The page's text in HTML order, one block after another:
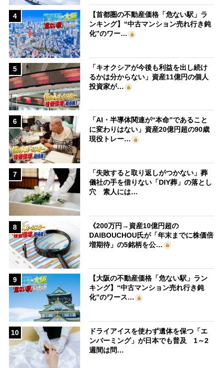
4
【首都圏の不動産価格「危ない駅」ラ
ンキング】“中古マンション売れ行き鈍
化”のワー…
5
「キオクシアが今後も利益を出し続け
るかは分からない」資産11億円の個人
投資家が…
6
「AI・半導体関連が“本命”であること
に変わりはない」資産20億円超の90歳
現役トレー…
7
「失敗すると取り返しがつかない」葬
儀社の手を借りない「DIY葬」の落とし
穴 素人には…
8
《200万円→資産10億円超の
DAIBOUCHOU氏が「年末までに株価倍
増期待」の5銘柄を公…
9
【大阪の不動産価格「危ない駅」ラン
キング】“中古マンション売れ行き鈍
化”のワース…
10
ドライアイスを使わず遺体を保つ「エ
ンバーミング」が日本でも普及 1～2
週間は問…